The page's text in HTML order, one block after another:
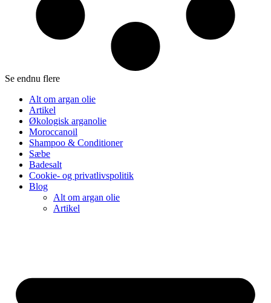
Se endnu flere
Alt om argan olie
Artikel
Økologisk arganolie
Moroccanoil
Shampoo & Conditioner
Sæbe
Badesalt
Cookie- og privatlivspolitik
Blog
Alt om argan olie
Artikel